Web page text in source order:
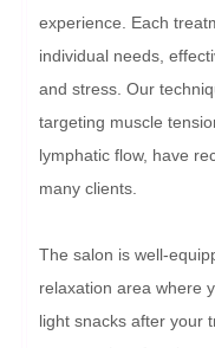
experience. Each
individual needs,
and stress. Our
targeting muscle
lymphatic flow, have
many clients.
The salon is well-
relaxation area where
light snacks after your